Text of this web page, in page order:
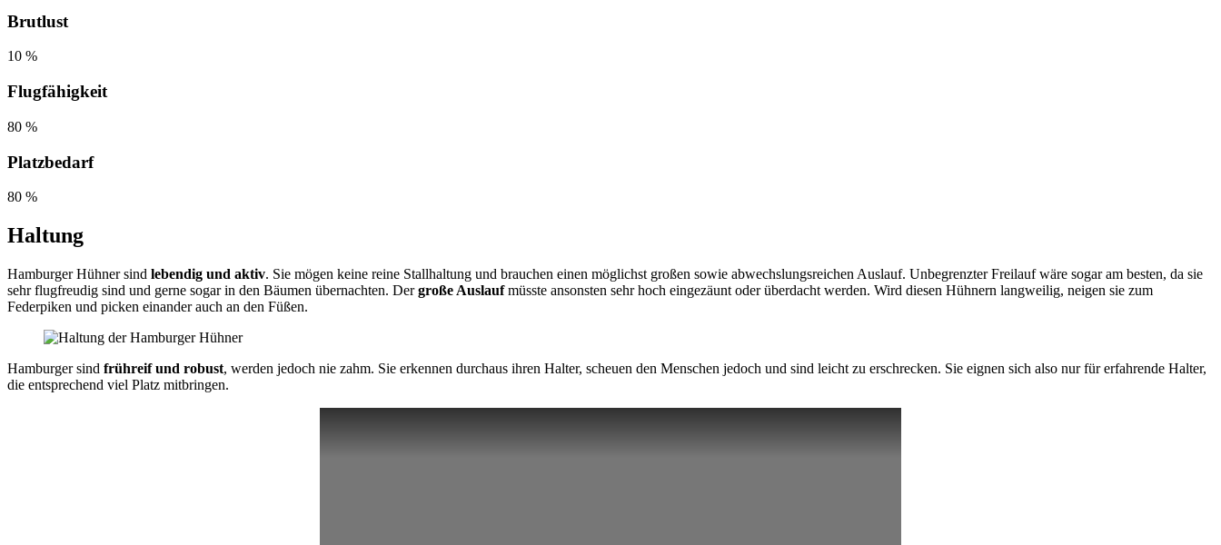
Brutlust
10 %
Flugfähigkeit
80 %
Platzbedarf
80 %
Haltung
Hamburger Hühner sind lebendig und aktiv. Sie mögen keine reine Stallhaltung und brauchen einen möglichst großen sowie abwechslungsreichen Auslauf. Unbegrenzter Freilauf wäre sogar am besten, da sie
sehr flugfreudig sind und gerne sogar in den Bäumen übernachten. Dergroße Auslaufmüsste ansonsten sehr hoch eingezäunt oder überdacht werden. Wird diesen Hühnern langweilig, neigen sie zum
Federpiken und picken einander auch an den Füßen.
Hamburger sind frühreif und robust, werden jedoch nie zahm. Sie erkennen durchaus ihren Halter, scheuen den Menschen jedoch und sind leicht zu erschrecken. Sie eignen sich also nur für erfahrende Halter,
die entsprechend viel Platz mitbringen.